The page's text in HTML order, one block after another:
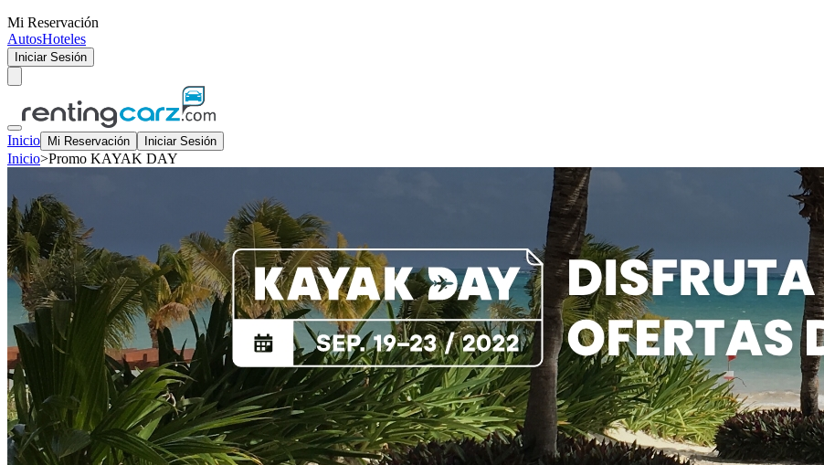
Mi Reservación
AutosHoteles
Iniciar Sesión
Inicio Mi Reservación Iniciar Sesión
Inicio>Promo KAYAK DAY